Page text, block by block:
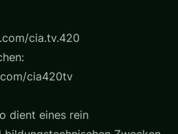
cia.tv.420
cia420tv
dient eines rein